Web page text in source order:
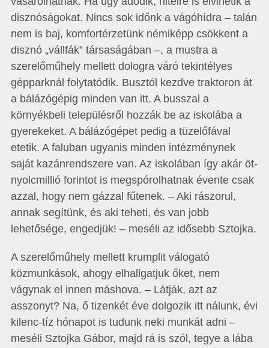
disznóságokat. Nincs sok időnk a vágóhídra – talán
nem is baj, komfortérzetünk némiképp csökkent a
disznó „vállfák” társaságában –, a mustra a
szerelőműhely mellett dologra váró tekintélyes
gépparknál folytatódik. Busztól kezdve traktoron át
a bálázógépig minden van itt. A busszal a
környékbeli településről hozzák be az iskolába a
gyerekeket. A bálázógépet pedig a tüzelőfával
etetik. A faluban ugyanis minden intézménynek
saját kazánrendszere van. Az iskolában így akár öt-
nyolcmillió forintot is megspórolhatnak évente csak
azzal, hogy nem gázzal fűtenek. – Aki rászorul,
annak segítünk, és aki teheti, és van jobb
lehetősége, engedjük! – meséli az idősebb Sztojka.
A szerelőműhely mellett krumplit válogató
közmunkások, ahogy elhallgatjuk őket, nem
vágynak el innen máshova. – Látják, azt az
asszonyt? Na, ő tizenkét éve dolgozik itt nálunk, évi
kilenc-tíz hónapot is tudunk neki munkát adni –
meséli Sztojka Gábor, majd rá is szól, tegye a lába